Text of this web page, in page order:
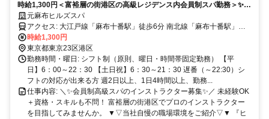
時給1300円✨+食事手当(380円)あり/未経験活躍中/学
生の方大歓迎✨
時給1,300円＜富裕層の街港区の高級レジデンス内会員制スパ勤務＞✨食
事手当✨交通費全額支給✨✨正社員登用制度あり✨最新マシンも完備✨
元麻布ヒルズスパ
アクセス: 大江戸線「麻布十番駅」徒歩6分 南北線「麻布十番駅」徒
歩7分
時給1,300円
東京都東京23区港区
勤務時間・曜日: シフト制（原則、曜日・時間帯固定勤務） 【平
日】6：00～22：30 【土日祝】6：30～21：30 遅番（～22:30）シ
フトの対応が出来る方 週2日以上、1日4時間以上、勤務...
仕事内容: ＼✨会員制高級スパのインストラクター募集✨／ 未経験OK
＋資格・スキルも不問！ 富裕層の街港区でプロのインストラクター
を目指してみませんか。 ▼▽当社自慢の職場環境をご紹介▽▼ 『ヒ